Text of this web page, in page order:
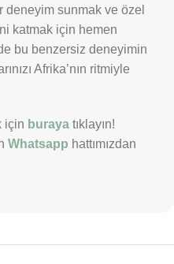
sunmak ve özel
katmak için hemen
bu benzersiz deneyimin
Afrika’nın ritmiyle
için buraya tıklayın!
Whatsapp hattımızdan